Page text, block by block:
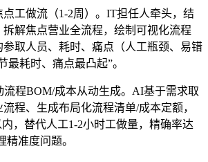
做流（1-2周）。IT担任人牵头，结
解焦点营业全流程，绘制可视化流程
参取人员、耗时、痛点（人工瓶颈、易错
最耗时、痛点最凸起”。
BOM/成本从动生成。AI基于需求取
程、生成布局化流程清单/成本定额，
，替代人工1-2小时工做量，精确率达
精准度问题。